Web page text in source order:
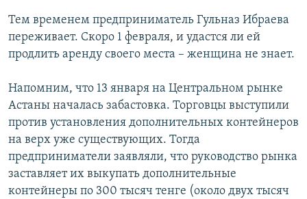
Тем временем предприниматель Гульназ Ибраева
переживает. Скоро 1 февраля, и удастся ли ей
продлить аренду своего места – женщина не знает.
Напомним, что 13 января на Центральном рынке
Астаны началась забастовка. Торговцы выступили
против установления дополнительных контейнеров
на верх уже существующих. Тогда
предприниматели заявляли, что руководство рынка
заставляет их выкупать дополнительные
контейнеры по 300 тысяч тенге (около двух тысяч